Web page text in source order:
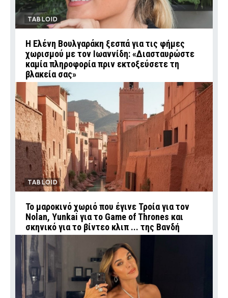
TABLOID
Η Ελένη Βουλγαράκη ξεσπά για τις φήμες
χωρισμού με τον Ιωαννίδη: «Διασταυρώστε
καμία πληροφορία πριν εκτοξεύσετε τη
βλακεία σας»
TABLOID
Το μαροκινό χωριό που έγινε Τροία για τον
Nolan, Yunkai για το Game of Thrones και
σκηνικό για το βίντεο κλιπ ... της Βανδή